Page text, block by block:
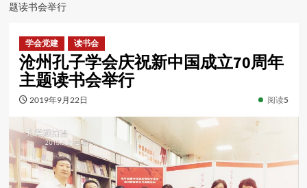
题读书会举行
学会党建 读书会
沧州孔子学会庆祝新中国成立70周年
主题读书会举行
2019年9月22日 阅读5